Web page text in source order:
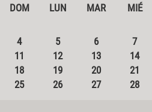
DOM LUN MAR MIÉ
4
5 6 7
11
12 13 14
18
19 20 21
25
26 27 28